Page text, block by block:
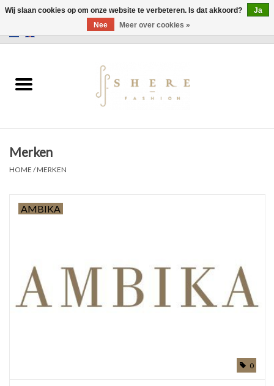
Jurken
Truien
Top
Merken
HOME /MERKEN
AMBIKA
0
Wij slaan cookies op om onze website te verbeteren. Is dat akkoord?
Ja
Nee
Meer over cookies »